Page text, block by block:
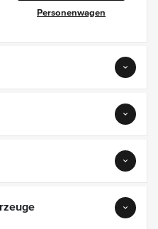
Personenwagen